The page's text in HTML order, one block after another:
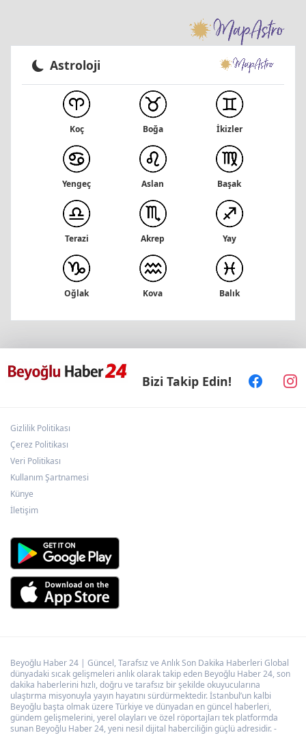
Astroloji
Koç Boğa İkizler
Yengeç Aslan Başak
Terazi Akrep Yay
Oğlak Kova Balık
Bizi Takip Edin!
Gizlilik Politikası
Çerez Politikası
Veri Politikası
Kullanım Şartnamesi
Künye
İletişim
Beyoğlu Haber 24 | Güncel, Tarafsız ve Anlık Son Dakika Haberleri Global
dünyadaki sıcak gelişmeleri anlık olarak takip eden Beyoğlu Haber 24, son
dakika haberlerini hızlı, doğru ve tarafsız bir şekilde okuyucularına
ulaştırma misyonuyla yayın hayatını sürdürmektedir. İstanbul’un kalbi
Beyoğlu başta olmak üzere Türkiye ve dünyadan en güncel haberleri,
gündem gelişmelerini, yerel olayları ve özel röportajları tek platformda
sunan Beyoğlu Haber 24, yeni nesil dijital haberciliğin güçlü adresidir. -